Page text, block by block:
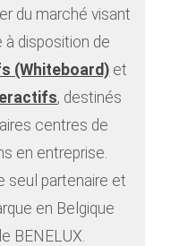
du marché visant
à disposition de
(Whiteboard) et
, destinés
centres de
en entreprise.
seul partenaire et
en Belgique
BENELUX.